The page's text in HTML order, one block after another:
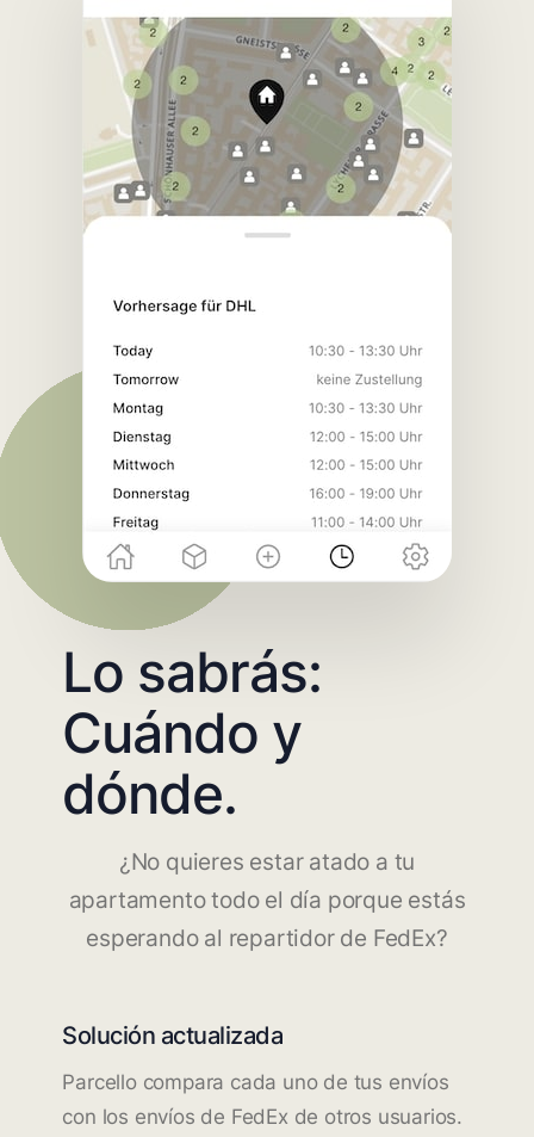
Lo sabrás:
Cuándo y
dónde.
¿No quieres estar atado a tu
apartamento todo el día porque estás
esperando al repartidor de FedEx?
Solución actualizada
Parcello compara cada uno de tus envíos
con los envíos de FedEx de otros usuarios.